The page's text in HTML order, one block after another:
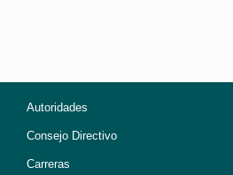
Autoridades
Consejo Directivo
Carreras